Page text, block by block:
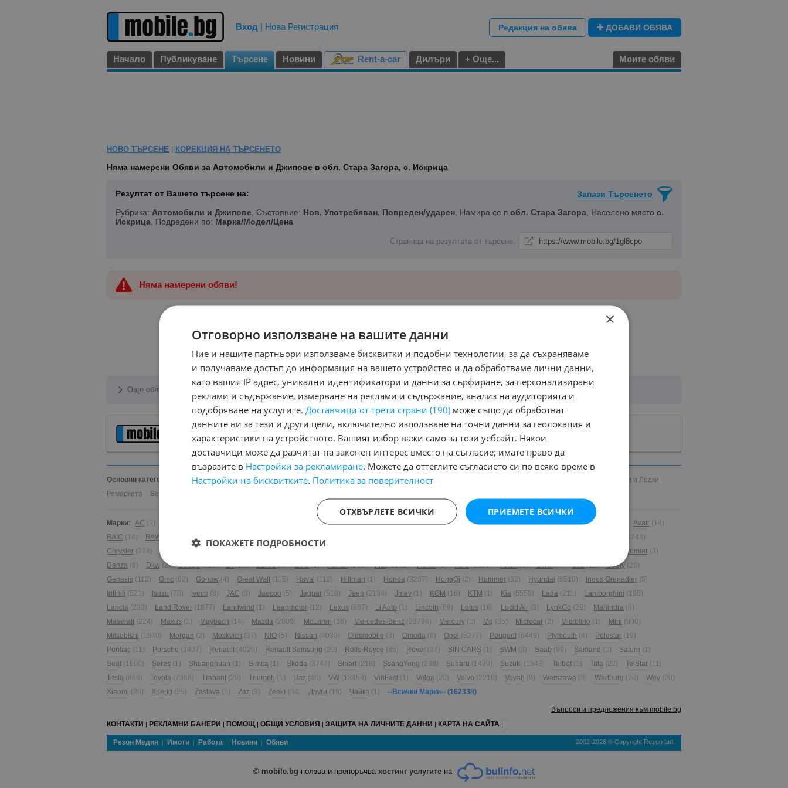
Вход | Нова Регистрация Редакция на обява ДОБАВИ ОБЯВА
Начало Публикуване Търсене Новини Rent-a-car Дилъри + Още... Моите обяви
НОВО ТЪРСЕНЕ КОРЕКЦИЯ НА ТЪРСЕНЕТО
Няма намерени Обяви за Автомобили и Джипове в обл. Стара Загора, с. Искрица
Резултат от Вашето търсене на:
Запази Търсенето
Рубрика: Автомобили и Джипове, Състояние: Нов, Употребяван, Повреден/ударен, Намира се в обл. Стара Загора, Населено място с.
Искрица, Подредени по: Марка/Модел/Цена
Страница на резултата от търсене:
Няма намерени обяви!
Още обяви за Автомобили
Основни категории в mobile.bg: Автомобили и Джипове Бусове Камиони Мотоциклети Селскостопански
Яхти и Лодки
Ремаркета
Велосипеди
Марки: AC (1) Alfa Romeo (782) Alpina (7) Aro (1) Asia (4) Aston Martin (41) Audi (15864) Avatr (14)
BAIC (14) BAW BMW
(1243)
Chrysler (234) Daimler (3)
Denza (8) Dkw (2) Dodge (820) Dr (13) EBRO (4) EVO (1) Ferrari (169) Fiat (2192) Fisker (3) Ford (5287) Foton (6) GWM (7) Gaz (11) Geely (28)
Genesis (112) Gmc (62) Gonow (4) Great Wall (115) Haval (112) Hillman (1) Honda (3297) HongQi (2) Hummer (32) Hyundai (6510) Ineos Grenadier (5)
Infiniti (521) Isuzu (70) Iveco (8) JAC (3) Jaecoo (5) Jaguar (518) Jeep (2134) Jmev (1) KGM (16) KTM (1) Kia (5559) Lada (211) Lamborghini (195)
Lancia (233) Land Rover (1877) Landwind (1) Leapmotor (12) Lexus (967) Li Auto (1) Lincoln (69) Lotus (16) Lucid Air (3) LynkCo (29) Mahindra (6)
Maserati (224) Maxus (1) Maybach (14) Mazda (2809) McLaren (26) Mercedes-Benz (23796) Mercury (1) Mg (35) Microcar (2) Microlino (1) Mini (900)
Mitsubishi (1840) Morgan (2) Moskvich (37) NIO (5) Nissan (4039) Oldsmobile (3) Omoda (8) Opel (6277) Peugeot (6449) Plymouth (4) Polestar (19)
Pontiac (11) Porsche (2407) Renault (4020) Renault Samsung (20) Rolls-Royce (85) Rover (37) SIN CARS (1) SWM (3) Saab (99) Samand (1) Saturn (1)
Seat (1600) Seres (1) Shuanghuan (1) Simca (1) Skoda (3747) Smart (219) SsangYong (288) Subaru (1490) Suzuki (1548) Talbot (1) Tata (22) TelStar (11)
Tesla (866) Toyota (7368) Trabant (20) Triumph (1) Uaz (46) VW (13459) VinFast (1) Volga (20) Volvo (2210) Voyah (9) Warszawa (3) Wartburg (20) Wey (20)
Xiaomi (26) Xpeng (25) Zastava (1) Zaz (3) Zeekr (34) Други (19) Чайка (1) --Всички Марки-- (162338)
Въпроси и предложения към mobile.bg
КОНТАКТИ
РЕКЛАМНИ БАНЕРИ ПОМОЩ ОБЩИ УСЛОВИЯ ЗАЩИТА НА ЛИЧНИТЕ ДАННИ КАРТА НА САЙТА
Резон Медия Имоти Работа Новини Обяви 2002-2026 ® Copyright Rezon Ltd.
© mobile.bg ползва и препоръчвахостинг услугите на
×
Отговорно използване на вашите данни
Ние и нашите партньори използваме бисквитки и подобни технологии, за да съхраняваме
и получаваме достъп до информация на вашето устройство и да обработваме лични данни,
като вашия IP адрес, уникални идентификатори и данни за сърфиране, за персонализирани
реклами и съдържание, измерване на реклами и съдържание, анализ на аудиторията и
подобряване на услугите. Доставчици от трети страни (190) може също да обработват
данните ви за тези и други цели, включително използване на точни данни за геолокация и
характеристики на устройството. Вашият избор важи само за този уебсайт. Някои
доставчици може да разчитат на законен интерес вместо на съгласие; имате право да
възразите в Настройки за рекламиране. Можете да оттеглите съгласието си по всяко време в
Настройки на бисквитките. Политика за поверителност
ПРИЕМЕТЕ ВСИЧКИ
ОТХВЪРЛЕТЕ ВСИЧКИ
ПОКАЖЕТЕ ПОДРОБНОСТИ